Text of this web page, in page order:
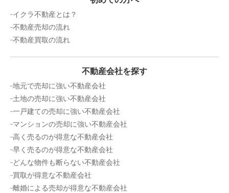
イクラ不動産とは？
不動産売却の流れ
不動産買取の流れ
不動産会社を探す
地元で売却に強い不動産会社
土地の売却に強い不動産会社
一戸建ての売却に強い不動産会社
マンションの売却に強い不動産会社
高く売るのが得意な不動産会社
早く売るのが得意な不動産会社
どんな物件も断らない不動産会社
買取が得意な不動産会社
離婚による売却が得意な不動産会社